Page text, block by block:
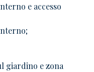
e accesso
giardino e zona